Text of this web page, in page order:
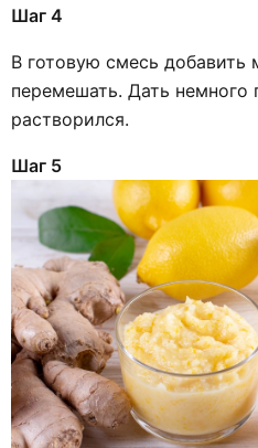
Шаг 4
В готовую смесь
перемешать. Дать немного
растворился.
Шаг 5